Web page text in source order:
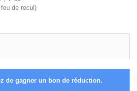
de recul)
de gagner un bon de réduction.